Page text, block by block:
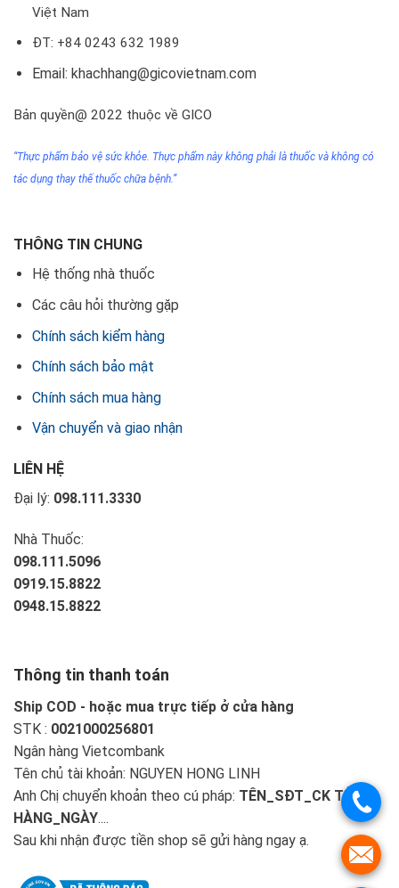
Việt Nam
ĐT: +84 0243 632 1989
Email: khachhang@gicovietnam.com
Bản quyền@ 2022 thuộc về GICO
“Thực phẩm bảo vệ sức khỏe. Thực phẩm này không phải là thuốc và không có
tác dụng thay thế thuốc chữa bệnh.”
THÔNG TIN CHUNG
Hệ thống nhà thuốc
Các câu hỏi thường gặp
Chính sách kiểm hàng
Chính sách bảo mật
Chính sách mua hàng
Vận chuyển và giao nhận
LIÊN HỆ
Đại lý: 098.111.3330
Nhà Thuốc:
098.111.5096
0919.15.8822
0948.15.8822
Thông tin thanh toán
Ship COD - hoặc mua trực tiếp ở cửa hàng
STK : 0021000256801
Ngân hàng Vietcombank
Tên chủ tài khoản: NGUYEN HONG LINH
Anh Chị chuyển khoản theo cú pháp: TÊN_SĐT_CK TIỀN
HÀNG_NGÀY....
Sau khi nhận được tiền shop sẽ gửi hàng ngay ạ.